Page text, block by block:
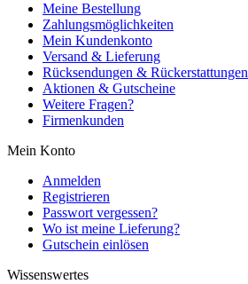
Meine Bestellung
Zahlungsmöglichkeiten
Mein Kundenkonto
Versand & Lieferung
Rücksendungen & Rückerstattungen
Aktionen & Gutscheine
Weitere Fragen?
Firmenkunden
Mein Konto
Anmelden
Registrieren
Passwort vergessen?
Wo ist meine Lieferung?
Gutschein einlösen
Wissenswertes